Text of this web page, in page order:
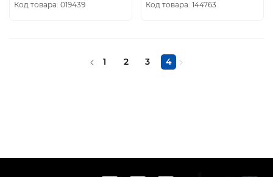
Код товара: 019439 Код товара: 144763
1 2 3 4